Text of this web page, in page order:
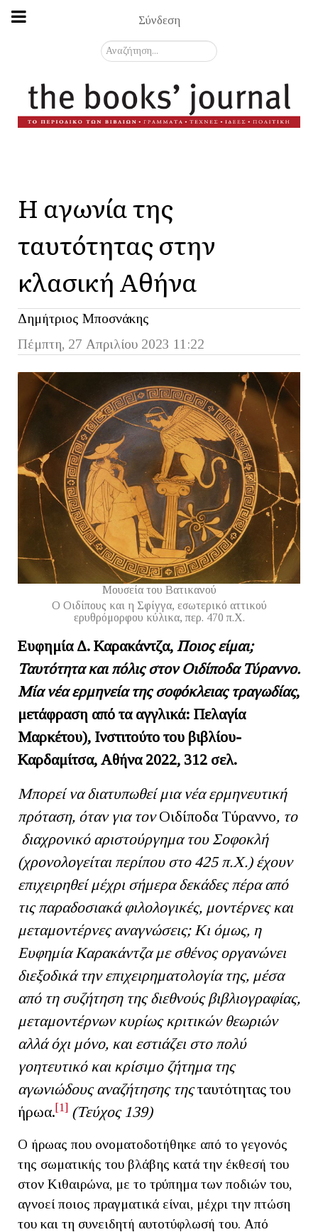
Σύνδεση
Αναζήτηση...
Η αγωνία της
ταυτότητας στην
κλασική Αθήνα
Δημήτριος Μποσνάκης
Πέμπτη, 27 Απριλίου 2023 11:22
Μουσεία του Βατικανού
Ο Οιδίπους και η Σφίγγα, εσωτερικό αττικού
ερυθρόμορφου κύλικα, περ. 470 π.Χ.
Ευφημία Δ. Καρακάντζα, Ποιος είμαι;
Ταυτότητα και πόλις στον Οιδίποδα Τύραννο.
Μία νέα ερμηνεία της σοφόκλειας τραγωδίας,
μετάφραση από τα αγγλικά: Πελαγία
Μαρκέτου), Ινστιτούτο του βιβλίου-
Καρδαμίτσα, Αθήνα 2022, 312 σελ.
Μπορεί να διατυπωθεί μια νέα ερμηνευτική
πρόταση, όταν για τονΟιδίποδα Τύραννο, το
διαχρονικό αριστούργημα του Σοφοκλή
(χρονολογείται περίπου στο 425 π.Χ.) έχουν
επιχειρηθεί μέχρι σήμερα δεκάδες πέρα από
τις παραδοσιακά φιλολογικές, μοντέρνες και
μεταμοντέρνες αναγνώσεις; Κι όμως, η
Ευφημία Καρακάντζα με σθένος οργανώνει
διεξοδικά την επιχειρηματολογία της, μέσα
από τη συζήτηση της διεθνούς βιβλιογραφίας,
μεταμοντέρνων κυρίως κριτικών θεωριών
αλλά όχι μόνο, και εστιάζει στο πολύ
γοητευτικό και κρίσιμο ζήτημα της
αγωνιώδους αναζήτησης τηςταυτότητας του
ήρωα.[1] (Τεύχος 139)
Ο ήρωας που ονοματοδοτήθηκε από το γεγονός
της σωματικής του βλάβης κατά την έκθεσή του
στον Κιθαιρώνα, με το τρύπημα των ποδιών του,
αγνοεί ποιος πραγματικά είναι, μέχρι την πτώση
του και τη συνειδητή αυτοτύφλωσή του. Από